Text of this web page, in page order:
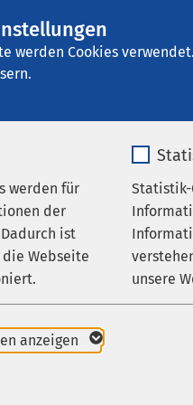
werden Cookies
werden für
der
ist
Webseite
Statistik-
unsere
anzeigen
AMEOS
Leistungen
Ihre
oftmals lange
alltäglich,